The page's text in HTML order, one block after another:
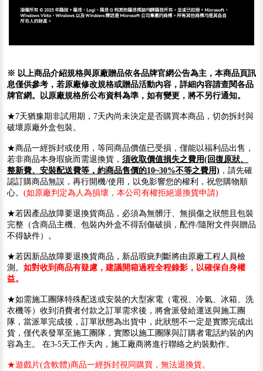
※ 以上商品介紹規格與原廠贈品依各品牌官網公告為主，本商品頁訊
息僅供參考，若原廠修改規格或贈品活動內容，詳細內容請查閱各品
牌官網。以原廠規格所公布資料為準，如有變更，將不另行通知。
★7天猶豫期非試用期，7天內尚未決定是否購買本商品，切勿拆封與
破壞原廠外盒包裝。
★商品一經拆封或使用，等同商品價值已受損，僅能以福利品出售，
若非商品本身瑕疵而需退換貨， 須收取價值損失之費用(回復原狀、
整新費、安裝配送費等，約商品售價的10~30%不等之費用) ，請先確
認訂購商品無誤，再行開機/使用，以免影響您的權利，祝您購物順
心。 (如原廠判定為人為損壞，本公司有權拒絕退換貨申請)
★若因產品故障要退換貨商品，必須為無髒汙、無損傷之狀態且包裝
完整（含商品主機、包裝內外盒不得刮傷破損，配件/隨附文件與贈品
不得缺件）。
★若因新品故障要退換貨商品，新品瑕疵判斷將由原廠工程人員檢
測。 如對收到商品有疑慮，建議開箱過程全程錄影，以確保自身權
益。
★如需施工團隊特殊配送或安裝的大型家電（電視、冷氣、冰箱、洗
衣機等）收到消費者付款之訂單需求後，將會派發給運送與施工團
隊，當派單完成後，訂單狀態為出貨中，此狀態不一定是實際完成出
貨，僅代表發單至施工團隊，實際以施工團隊與訂購者電話約裝的內
容為主。 在3-5天工作天內，施工廠商將進行聯絡之約裝動作。
★遊戲片(含軟體)商品一經拆封視同購買，無法退換貨。